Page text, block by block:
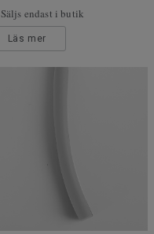
Säljs endast i butik
Läs mer